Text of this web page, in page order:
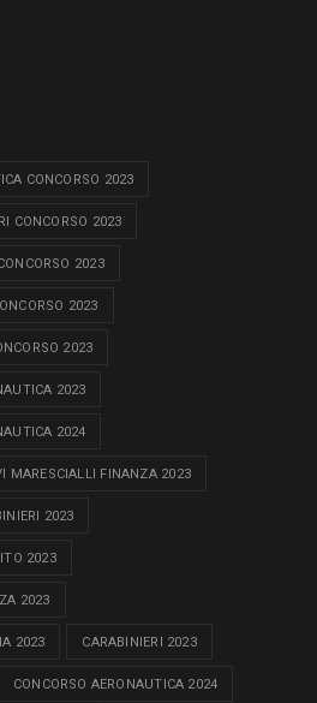
CONCORSO 2023
CONCORSO 2023
2023
2023
2023
2023
2024
MARESCIALLI FINANZA 2023
2023
2023
2023
2023 CARABINIERI 2023
CONCORSO AERONAUTICA 2024